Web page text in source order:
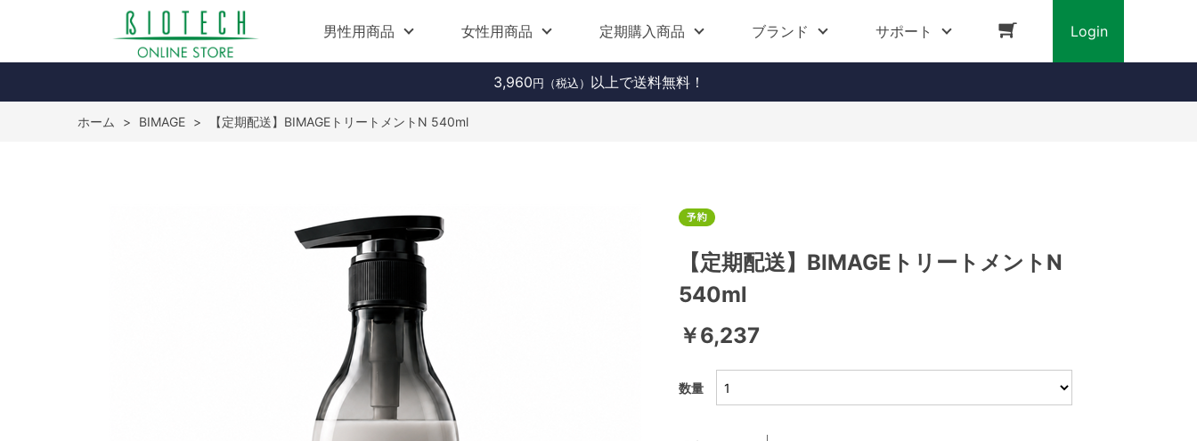
男性用商品 女性用商品 定期購入商品 ブランド サポート Login
3,960 円（税込） 以上で送料無料！
ホーム > BIMAGE > 【定期配送】BIMAGEトリートメントN 540ml
【定期配送】BIMAGEトリートメントN
540ml
￥6,237
数量